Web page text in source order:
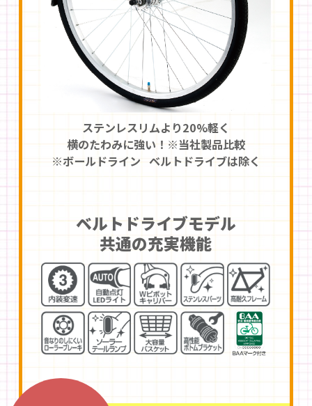
ステンレスリムより20%軽く
横のたわみに強い！※当社製品比較
※ボールドライン ベルトドライブは除く
ベルトドライブモデル
共通の充実機能